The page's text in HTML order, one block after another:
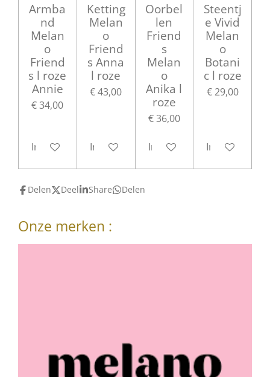
Armba
nd
Melan
o
Friend
s l roze
Annie
€ 34,00
In winkelwagen
Ketting
Melan
o
Friend
s Anna
l roze
€ 43,00
In winkelwagen
Oorbel
len
Friend
s
Melan
o
Anika l
roze
€ 36,00
In winkelwagen
Steentj
e Vivid
Melan
o
Botani
c l roze
€ 29,00
In
Delen Deel Share Delen
Onze merken :